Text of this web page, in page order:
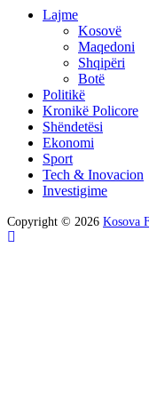
Lajme
Kosovë
Maqedoni
Shqipëri
Botë
Politikë
Kronikë Policore
Shëndetësi
Ekonomi
Sport
Tech & Inovacion
Investigime